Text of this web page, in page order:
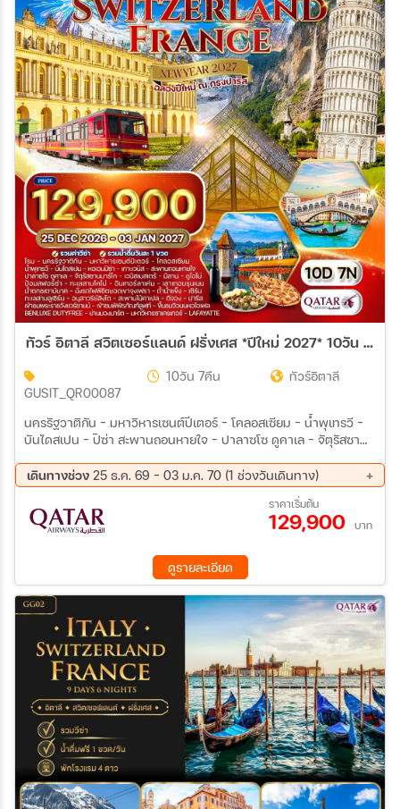
ทัวร์ อิตาลี สวิตเซอร์แลนด์ ฝรั่งเศส *ปีใหม่ 2027* 10วัน 7คืน (QR)
GUSIT_QR00087
10วัน 7คืน ทัวร์อิตาลี
นครรัฐวาติกัน – มหาวิหารเซนต์ปีเตอร์ - โคลอสเซียม - น้ำพุเทรวี –
บันไดสเปน - ปิซ่า สะพานถอนหายใจ - ปาลาซโซ ดูคาเล – จัตุรัสซา
ยอดเขาจุงเฟรา - ล่องเรือเกาะเวนิส - นั่งรถไฟ TGV - ล่องเรือแม่น้ำ
แซนน์ - เข้าชมพระราชวังแวร์ซายน์ - ชมวิวบนหอไอเฟล - ดูโอโม่ –
ป้อมสฟอร์ซ่า - ชมทะเลสาบโคโม่ - เลาเทอบรุนเนน – น้ำตกชเตาบ์
บาค - นั่งรถไฟพิชิตจุงเฟรา - ชมเมืองลูเซิร์น - ชมทะเลสาบลูเซิร์น -
DUTYFREE - ย่านมองมาร์ต - มหาวิหารซาเครเกอร์ - ช้อปปิ้งที่ห้าง
เดินทางช่วง 25 ธ.ค. 69 - 03 ม.ค. 70 (1 ช่วงวันเดินทาง)
ราคาเริ่มต้น
129,900 บาท
ดูรายละเอียด